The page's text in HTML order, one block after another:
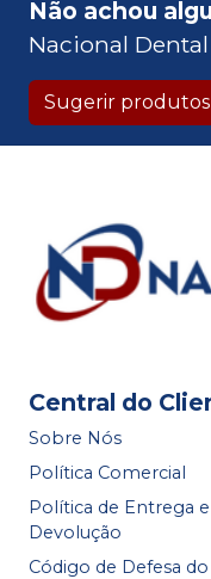
Não achou
Nacional Dental
Sugerir produtos
Central do
Sobre Nós
Política Comercial
Política de Entrega e
Devolução
Código de Defesa do